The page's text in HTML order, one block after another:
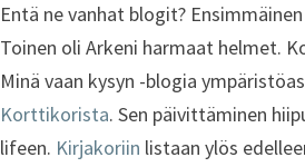
Entä ne vanhat blogit?
Toinen oli Arkeni harmaat helmet.
Minä vaan kysyn -blogia
Korttikorista. Sen päivittäminen
lifeen. Kirjakoriin listaan ylös